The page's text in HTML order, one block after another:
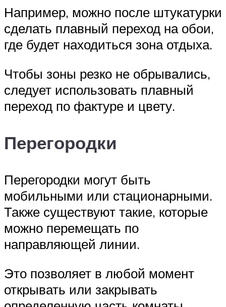
Например, можно после штукатурки
сделать плавный переход на обои,
где будет находиться зона отдыха.
Чтобы зоны резко не обрывались,
следует использовать плавный
переход по фактуре и цвету.
Перегородки
Перегородки могут быть
мобильными или стационарными.
Также существуют такие, которые
можно перемещать по
направляющей линии.
Это позволяет в любой момент
открывать или закрывать